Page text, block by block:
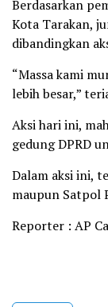
Berdasarkan
Kota Tarakan,
dibandingkan
“Massa kami
lebih besar,”
Aksi hari ini,
gedung DPRD
Dalam aksi ini,
maupun Satpol
Reporter : AP